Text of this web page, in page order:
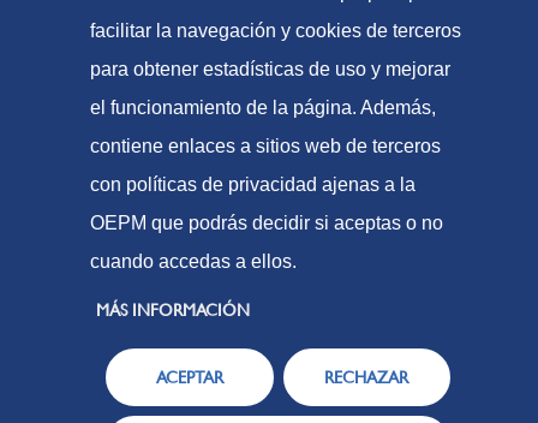
© Oficina Española de Patentes y Marcas, 2023
Accesibilidad
Aviso Legal
Política de Cookies
Protección de datos
facilitar la navegación y cookies de terceros
para obtener estadísticas de uso y mejorar
el funcionamiento de la página. Además,
contiene enlaces a sitios web de terceros
con políticas de privacidad ajenas a la
OEPM que podrás decidir si aceptas o no
cuando accedas a ellos.
MÁS INFORMACIÓN
ACEPTAR RECHAZAR